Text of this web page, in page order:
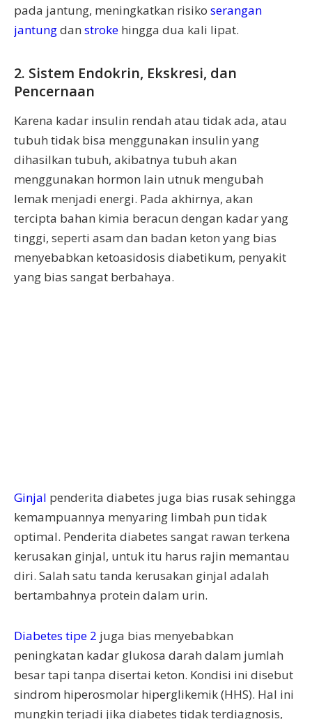
pada jantung, meningkatkan risiko serangan
jantungdan stroke hingga dua kali lipat.
2. Sistem Endokrin, Ekskresi, dan
Pencernaan
Karena kadar insulin rendah atau tidak ada, atau
tubuh tidak bisa menggunakan insulin yang
dihasilkan tubuh, akibatnya tubuh akan
menggunakan hormon lain utnuk mengubah
lemak menjadi energi. Pada akhirnya, akan
tercipta bahan kimia beracun dengan kadar yang
tinggi, seperti asam dan badan keton yang bias
menyebabkan ketoasidosis diabetikum, penyakit
yang bias sangat berbahaya.
Ginjal penderita diabetes juga bias rusak sehingga
kemampuannya menyaring limbah pun tidak
optimal. Penderita diabetes sangat rawan terkena
kerusakan ginjal, untuk itu harus rajin memantau
diri. Salah satu tanda kerusakan ginjal adalah
bertambahnya protein dalam urin.
Diabetes tipe 2 juga bias menyebabkan
peningkatan kadar glukosa darah dalam jumlah
besar tapi tanpa disertai keton. Kondisi ini disebut
sindrom hiperosmolar hiperglikemik (HHS). Hal ini
mungkin terjadi jika diabetes tidak terdiagnosis,